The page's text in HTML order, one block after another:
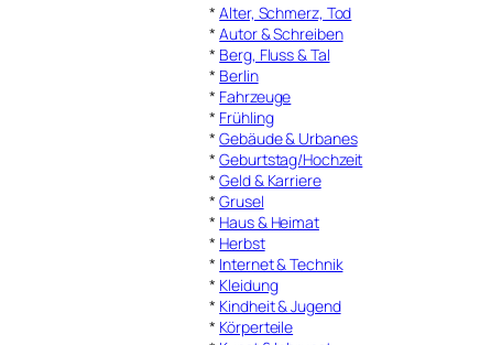
*Alter, Schmerz, Tod
*Autor & Schreiben
* Berg, Fluss & Tal
* Berlin
* Fahrzeuge
* Frühling
*Gebäude & Urbanes
*Geburtstag/Hochzeit
*Geld & Karriere
*Grusel
* Haus & Heimat
* Herbst
* Internet & Technik
* Kleidung
* Kindheit & Jugend
* Körperteile